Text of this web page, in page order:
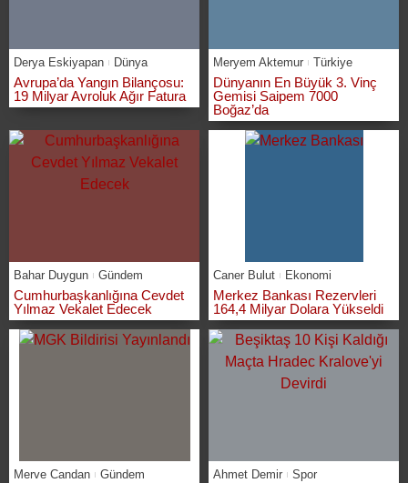
Derya Eskiyapan Dünya
Avrupa’da Yangın Bilançosu:
19 Milyar Avroluk Ağır Fatura
Meryem Aktemur Türkiye
Dünyanın En Büyük 3. Vinç
Gemisi Saipem 7000
Boğaz’da
Bahar Duygun Gündem
Cumhurbaşkanlığına Cevdet
Yılmaz Vekalet Edecek
Caner Bulut Ekonomi
Merkez Bankası Rezervleri
164,4 Milyar Dolara Yükseldi
Merve Candan Gündem Ahmet Demir Spor